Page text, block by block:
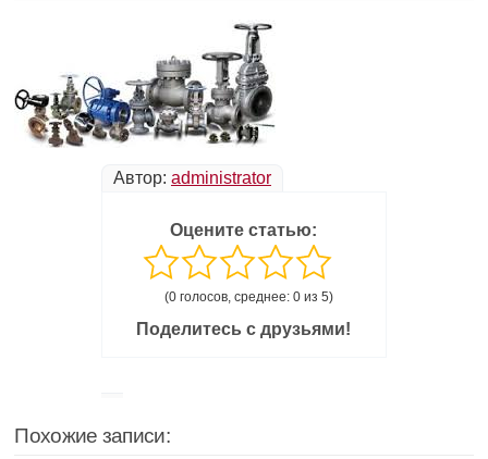
Автор: administrator
Оцените статью:
(0 голосов, среднее: 0 из 5)
Поделитесь с друзьями!
Похожие записи: